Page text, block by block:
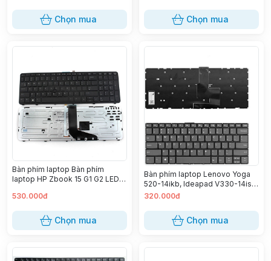
Chọn mua Chọn mua
Bàn phím laptop Bàn phím
laptop HP Zbook 15 G1 G2 LED
530.000đ
Chọn mua
Bàn phím laptop Lenovo Yoga
520-14ikb, Ideapad V330-14isk,
V330-14ikb, V130-14ikb, V330-
S340-14api, S340-14iwk
320.000đ
Chọn mua